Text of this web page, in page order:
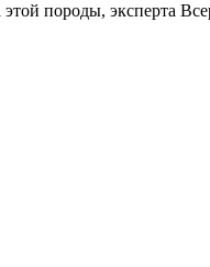
породы, эксперта